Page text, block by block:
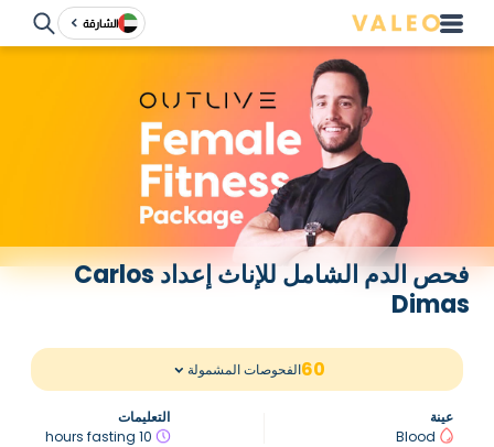
الشارقة
فحص الدم الشامل للإناث إعداد Carlos
Dimas
60الفحوصات المشمولة
عينة
Blood
التعليمات
10 hours fasting